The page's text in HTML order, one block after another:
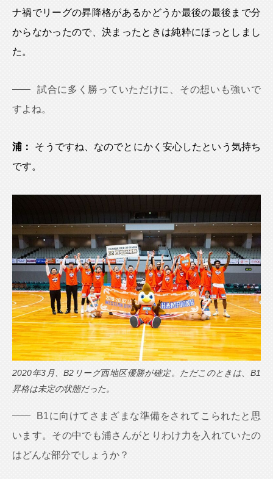
ナ禍でリーグの昇降格があるかどうか最後の最後まで分
からなかったので、決まったときは純粋にほっとしまし
た。
試合に多く勝っていただけに、その想いも強いで
すよね。
浦：
そうですね、なのでとにかく安心したという気持ち
です。
2020年3月、B2リーグ西地区優勝が確定。ただこのときは、B1
昇格は未定の状態だった。
B1に向けてさまざまな準備をされてこられたと思
います。その中でも浦さんがとりわけ力を入れていたの
はどんな部分でしょうか？